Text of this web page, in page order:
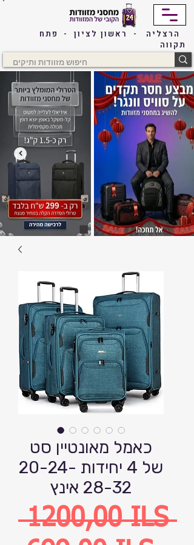
הרצליה - ראשון לציון - פתח
תקווה
כאמל מאונטיין סט
של 4 יחידות 20-24-
28-32 אינץ
1200,00 ILS